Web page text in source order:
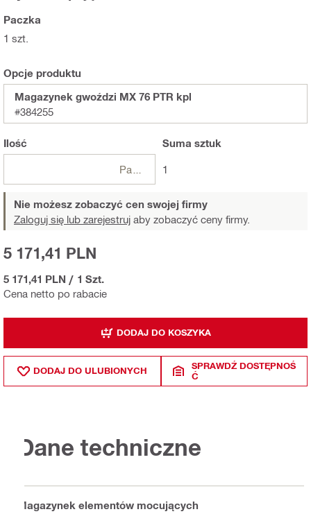
Paczka
1 szt.
Opcje produktu
Magazynek gwoździ MX 76 PTR kpl
#384255
Ilość Suma sztuk
1
Nie możesz zobaczyć cen swojej firmy
Zaloguj się lub zarejestruj aby zobaczyć ceny firmy.
Cena netto po rabacie
5 171,41 PLN
5 171,41 PLN / 1 Szt.
DODAJ DO KOSZYKA
DODAJ DO ULUBIONYCH
SPRAWDŹ DOSTĘPNOŚ
Ć
Dane techniczne
Magazynek elementów mocujących